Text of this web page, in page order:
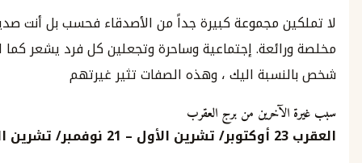
مجموعة كبيرة جداً من الأصدقاء فحسب بل أنت صديقة
إجتماعية وساحرة وتجعلين كل فرد يشعر كما لو كان أهم
اليك ، وهذه الصفات تثير غيرتهم
من برج العقرب
أوكتوبر/تشرين الأول–
21نوفمبر /تشرين الثاني